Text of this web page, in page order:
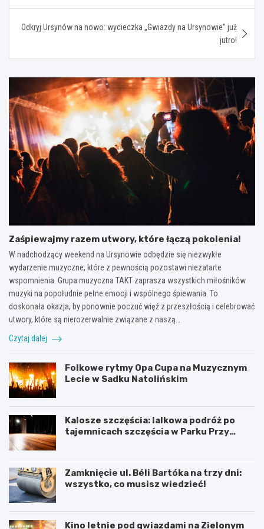
Odkryj Ursynów na nowo: wycieczka „Gwiazdy na Ursynowie” już
jutro!
Zaśpiewajmy razem utwory, które łączą pokolenia!
W nadchodzący weekend na Ursynowie odbędzie się niezwykłe
wydarzenie muzyczne, które z pewnością pozostawi niezatarte
wspomnienia. Grupa muzyczna TAKT zaprasza wszystkich miłośników
muzyki na popołudnie pełne emocji i wspólnego śpiewania. To
doskonała okazja, by ponownie poczuć więź z przeszłością i celebrować
utwory, które są nierozerwalnie związane z naszą…
Czytaj dalej
Folkowe rytmy Opa Cupa na Muzycznym
Lecie w Sadku Natolińskim
Kalosze szczęścia: lalkowa podróż po
tajemnicach szczęścia w Parku Przy
Zamknięcie ul. Béli Bartóka na trzy dni:
wszystko, co musisz wiedzieć!
Kino letnie pod gwiazdami na Zielonym